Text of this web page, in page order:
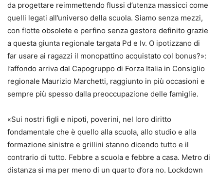
da progettare reimmettendo flussi d’utenza massicci come
quelli legati all’universo della scuola. Siamo senza mezzi,
con flotte obsolete e perfino senza gestore definito grazie
a questa giunta regionale targata Pd e Iv. O ipotizzano di
far usare ai ragazzi il monopattino acquistato col bonus?»:
l’affondo arriva dal Capogruppo di Forza Italia in Consiglio
regionale Maurizio Marchetti, raggiunto in più occasioni e
sempre più spesso dalla preoccupazione delle famiglie.
«Sui nostri figli e nipoti, poverini, nel loro diritto
fondamentale che è quello alla scuola, allo studio e alla
formazione sinistre e grillini stanno dicendo tutto e il
contrario di tutto. Febbre a scuola e febbre a casa. Metro di
distanza sì ma per meno di un quarto d’ora no. Lockdown